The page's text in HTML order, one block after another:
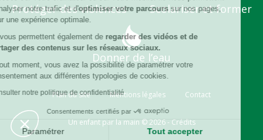
d'analyser notre trafic et d'optimiser votre parcourssur nos pages,
pour une expérience optimale.
Ils vous permettent également deregarder des vidéos et de
partager des contenus sur les réseaux sociaux.
À tout moment, vous avez la possibilité de paramétrer votre
consentement aux différentes typologies de cookies.
Consulter notre politique de confidentialité
Consentements certifiés par
Paramétrer Tout accepter
Protéger des violences Scolariser et former
Donner de l’eau
Plan du site Mentions légales Contact
Un enfant par la main © 2026 - Crédits